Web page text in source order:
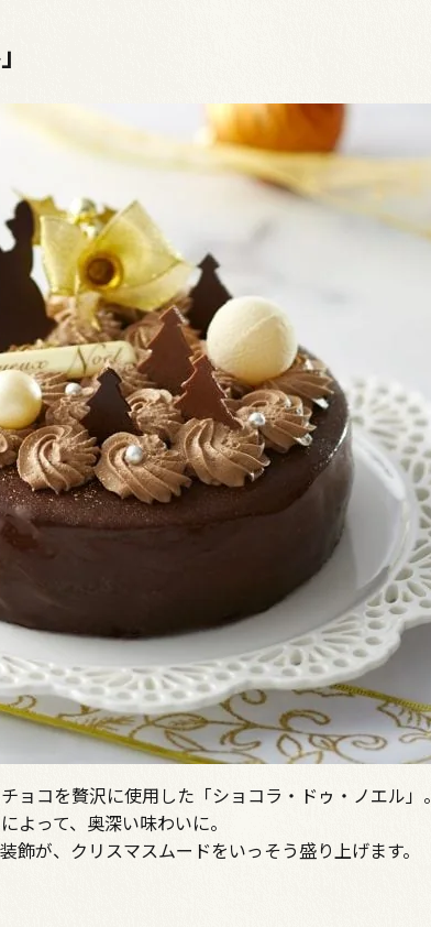
ョコを贅沢に使用した「ショコラ・ドゥ・ノエル」。
よって、奥深い味わいに。
飾が、クリスマスムードをいっそう盛り上げます。